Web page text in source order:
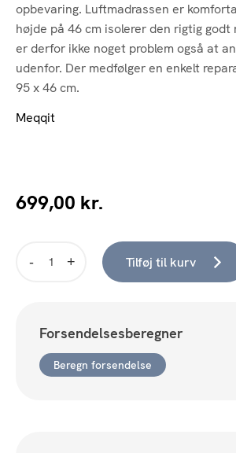
opbevaring. Luftmadrassen er
højde på 46 cm isolerer den rigtig godt
er derfor ikke noget problem også at
udenfor. Der medfølger en enkelt
95 x 46 cm.
Meqqit
699,00 kr.
Tilføj til kurv
Forsendelsesberegner
Beregn forsendelse